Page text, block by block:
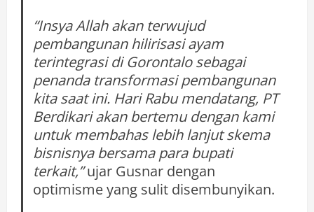
“Insya Allah akan terwujud
pembangunan hilirisasi ayam
terintegrasi di Gorontalo sebagai
penanda transformasi pembangunan
kita saat ini. Hari Rabu mendatang, PT
Berdikari akan bertemu dengan kami
untuk membahas lebih lanjut skema
bisnisnya bersama para bupati
terkait,”ujar Gusnar dengan
optimisme yang sulit disembunyikan.